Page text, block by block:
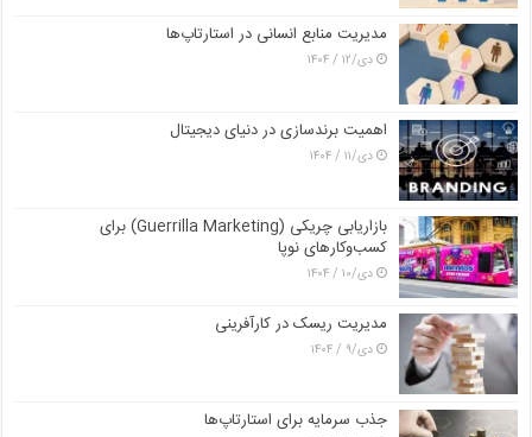
مدیریت منابع انسانی در استارتاپ‌ها
دی/۱۲ / ۱۴۰۴
اهمیت برندسازی در دنیای دیجیتال
دی/۱۱ / ۱۴۰۴
بازاریابی چریکی (Guerrilla Marketing) برای
کسب‌وکارهای نوپا
دی/۱۰ / ۱۴۰۴
مدیریت ریسک در کارآفرینی
دی/۹ / ۱۴۰۴
جذب سرمایه برای استارتاپ‌ها